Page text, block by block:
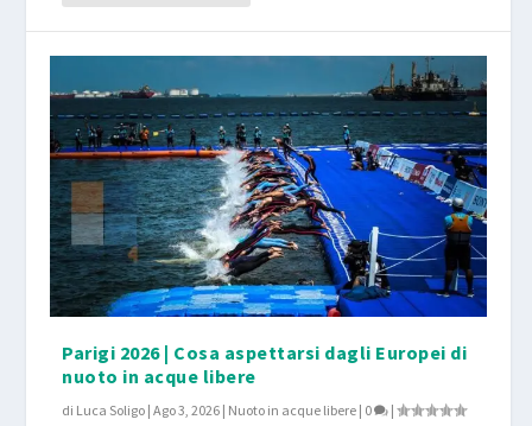
Parigi 2026 | Cosa aspettarsi dagli Europei di
nuoto in acque libere
di Luca Soligo |Ago 3, 2026 | Nuoto in acque libere | 0 |